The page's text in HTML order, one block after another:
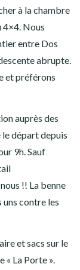
à la chambre
4×4. Nous
entre Dos
abrupte.
et préférons
auprès des
départ depuis
9h. Sauf
!! La benne
uns contre les
et sacs sur le
« La Porte ».